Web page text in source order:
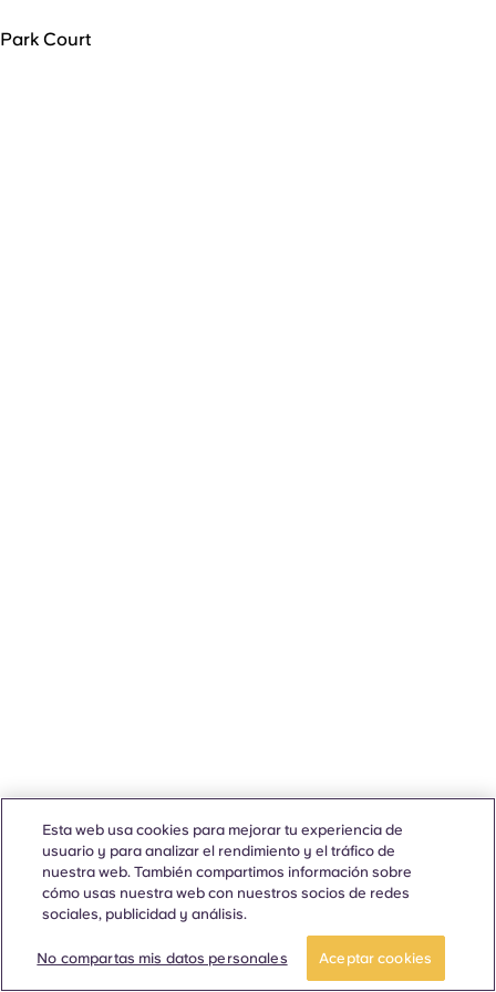
Park Court
Esta web usa cookies para mejorar tu experiencia de
usuario y para analizar el rendimiento y el tráfico de
nuestra web. También compartimos información sobre
cómo usas nuestra web con nuestros socios de redes
sociales, publicidad y análisis.
No compartas mis datos personales Aceptar cookies